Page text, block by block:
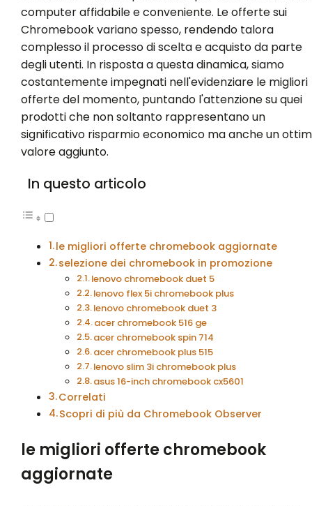
computer affidabile e conveniente. Le offerte sui
Chromebook variano spesso, rendendo talora
complesso il processo di scelta e acquisto da parte
degli utenti. In risposta a questa dinamica, siamo
costantemente impegnati nell'evidenziare le migliori
offerte del momento, puntando l'attenzione su quei
prodotti che non soltanto rappresentano un
significativo risparmio economico ma anche un
valore aggiunto.
In questo articolo
le migliori offerte chromebook aggiornate
selezione dei chromebook in promozione
lenovo chromebook duet 5
lenovo flex 5i chromebook plus
lenovo chromebook duet 3
acer chromebook 516 ge
acer chromebook spin 714
acer chromebook plus 515
lenovo slim 3i chromebook plus
asus 16-inch chromebook cx5601
Correlati
Scopri di più da Chromebook Observer
le migliori offerte chromebook
aggiornate